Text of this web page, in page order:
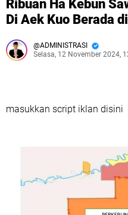
Ribuan Ha Kebun
Di Aek Kuo Berada
ADMINISTRASI
Selasa, 12 November 2024,
masukkan script iklan disini